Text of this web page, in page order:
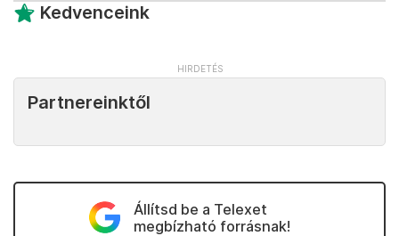
Kedvenceink
Partnereinktől
Állítsd be a Telexet
megbízható forrásnak!